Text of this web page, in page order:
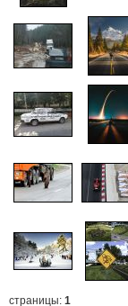
страницы: 1